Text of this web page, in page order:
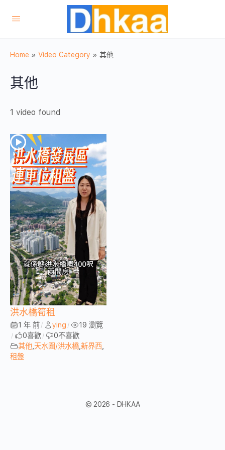
Home » Video Category » 其他
其他
1 video found
洪水橋筍租
1 年 前 / ying / 19 瀏覽
/ 0喜歡 / 0不喜歡
其他 天水圍/洪水橋 新界西
租盤
© 2026 - DHKAA